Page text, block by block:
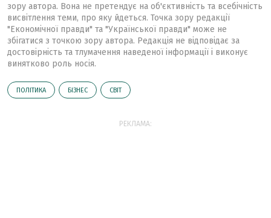
зору автора. Вона не претендує на об'єктивність та всебічність
висвітлення теми, про яку йдеться. Точка зору редакції
"Економічної правди" та "Української правди" може не
збігатися з точкою зору автора. Редакція не відповідає за
достовірність та тлумачення наведеної інформації і виконує
винятково роль носія.
ПОЛІТИКА БІЗНЕС СВІТ
РЕКЛАМА: